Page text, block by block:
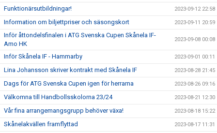
Funktionärsutbildningar! 2023-09-12 22:58
Information om biljettpriser och säsongskort 2023-09-11 20:59
Inför åttondelsfinalen i ATG Svenska Cupen Skånela IF-
Amo HK
2023-09-08 00:08
Inför Skånela IF - Hammarby 2023-09-01 00:11
Lina Johansson skriver kontrakt med Skånela IF 2023-08-28 21:45
Dags för ATG Svenska Cupen igen för herrarna 2023-08-26 09:16
Välkomna till Handbollsskolorna 23/24 2023-08-21 12:30
Vår fina arrangemangsgrupp behöver växa! 2023-08-18 15:22
Skånelakvällen framflyttad 2023-08-17 11:31